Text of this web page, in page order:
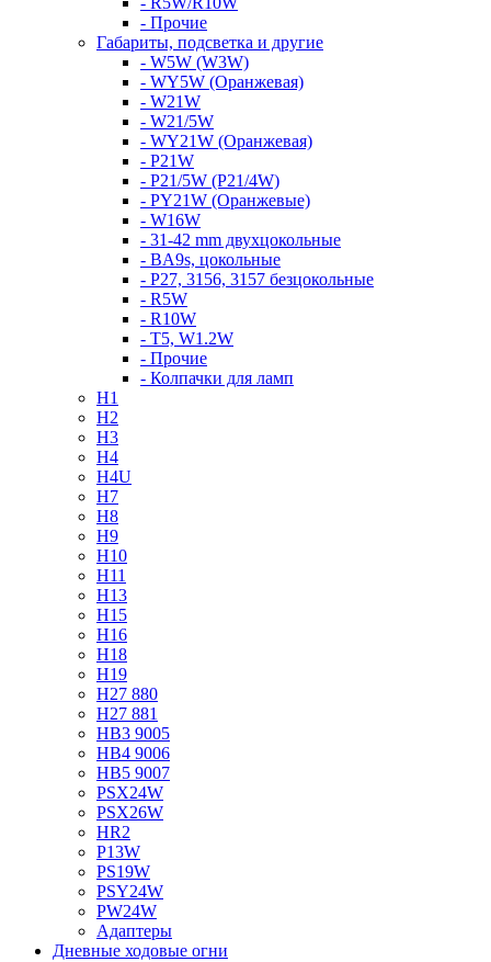
- Прочие
Габариты, подсветка и другие
- W5W (W3W)
- WY5W (Оранжевая)
- W21W
- W21/5W
- WY21W (Оранжевая)
- P21W
- P21/5W (P21/4W)
- PY21W (Оранжевые)
- W16W
- 31-42 mm двухцокольные
- BA9s, цокольные
- P27, 3156, 3157 безцокольные
- R5W
- R10W
- T5, W1.2W
- Прочие
- Колпачки для ламп
H1
H2
H3
H4
H4U
H7
H8
H9
H10
H11
H13
H15
H16
H18
H19
H27 880
H27 881
HB3 9005
HB4 9006
HB5 9007
PSX24W
PSX26W
HR2
P13W
PS19W
PSY24W
PW24W
Адаптеры
Дневные ходовые огни